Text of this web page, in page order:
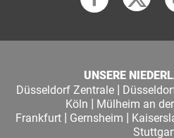
UNSERE
Düsseldorf Zentrale|
Köln | Mülheim an
Frankfurt | Gernsheim |